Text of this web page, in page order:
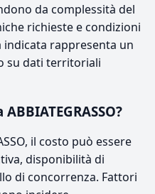
da complessità del
richieste e condizioni
indicata rappresenta un
su dati territoriali
il costo può essere
disponibilità di
di concorrenza. Fattori